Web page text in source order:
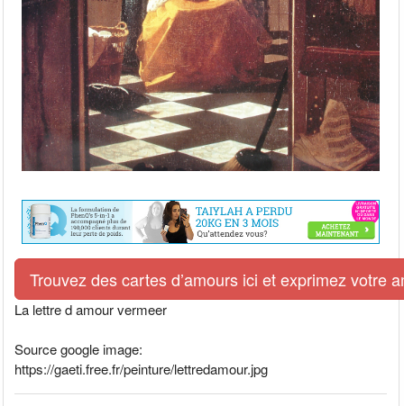
Trouvez des cartes d’amours ici et exprimez votre
La lettre d amour vermeer
Source google image:
https://gaeti.free.fr/peinture/lettredamour.jpg